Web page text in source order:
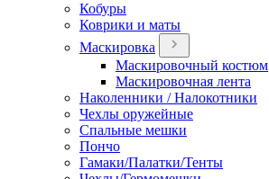
Кобуры
Коврики и маты
Маскировка
Маскировочный костюм
Маскировочная лента
Наколенники / Налокотники
Чехлы оружейные
Спальные мешки
Пончо
Гамаки/Палатки/Тенты